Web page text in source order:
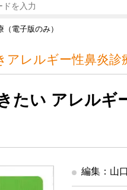
電子版のみ）
レルギー性鼻炎診
たい アレルギ
編集：山